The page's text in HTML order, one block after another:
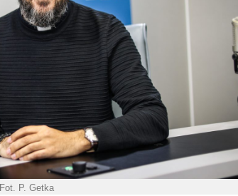
Fot. P. Getka